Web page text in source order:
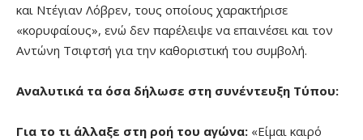
και Ντέγιαν Λόβρεν, τους οποίους χαρακτήρισε
«κορυφαίους», ενώ δεν παρέλειψε να επαινέσει και τον
Αντώνη Τσιφτσή για την καθοριστική του συμβολή.
Αναλυτικά τα όσα δήλωσε στη συνέντευξη Τύπου:
Για το τι άλλαξε στη ροή του αγώνα: «Είμαι καιρό